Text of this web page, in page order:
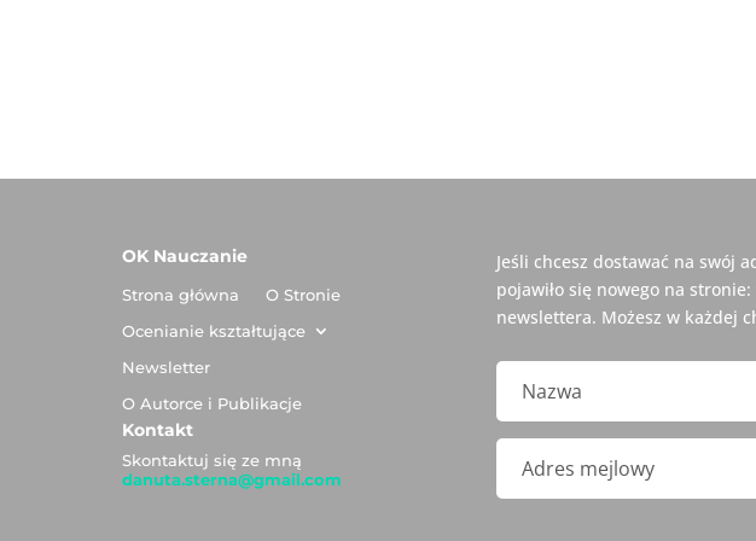
OK Nauczanie
Strona główna
O Stronie
Ocenianie kształtujące
Newsletter
O Autorce i Publikacje
Kontakt
Skontaktuj się ze mną
danuta.sterna@gmail.com
Jeśli chcesz dostawać na swój
pojawiło się nowego na
newslettera. Możesz w każdej